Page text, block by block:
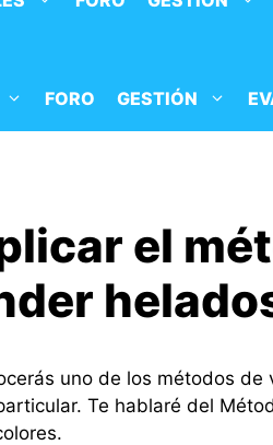
FORO GESTIÓN
el
uno de los métodos
Te hablaré del